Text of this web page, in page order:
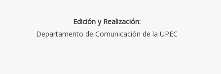
Edición y Realización:
Departamento de Comunicación de la UPEC